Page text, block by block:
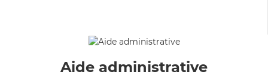
Aide administrative